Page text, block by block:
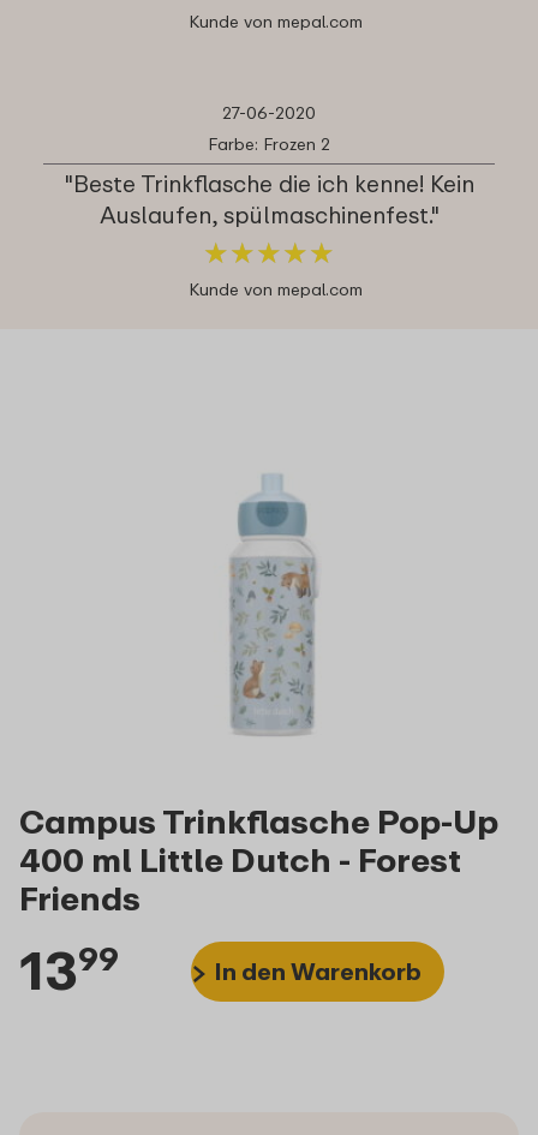
Kunde von mepal.com
27-06-2020
Farbe: Frozen 2
"Beste Trinkflasche die ich kenne! Kein
Auslaufen, spülmaschinenfest."
★★★★★
★★★★★
Kunde von mepal.com
Campus Trinkflasche Pop-Up
400 ml Little Dutch - Forest
Friends
1399 In den Warenkorb